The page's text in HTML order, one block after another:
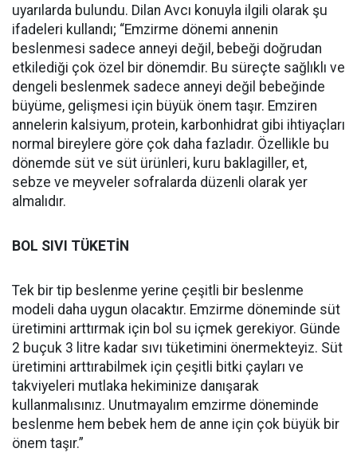
uyarılarda bulundu. Dilan Avcı konuyla ilgili olarak şu
ifadeleri kullandı; “Emzirme dönemi annenin
beslenmesi sadece anneyi değil, bebeği doğrudan
etkilediği çok özel bir dönemdir. Bu süreçte sağlıklı ve
dengeli beslenmek sadece anneyi değil bebeğinde
büyüme, gelişmesi için büyük önem taşır. Emziren
annelerin kalsiyum, protein, karbonhidrat gibi ihtiyaçları
normal bireylere göre çok daha fazladır. Özellikle bu
dönemde süt ve süt ürünleri, kuru baklagiller, et,
sebze ve meyveler sofralarda düzenli olarak yer
almalıdır.
BOL SIVI TÜKETİN
Tek bir tip beslenme yerine çeşitli bir beslenme
modeli daha uygun olacaktır. Emzirme döneminde süt
üretimini arttırmak için bol su içmek gerekiyor. Günde
2 buçuk 3 litre kadar sıvı tüketimini önermekteyiz. Süt
üretimini arttırabilmek için çeşitli bitki çayları ve
takviyeleri mutlaka hekiminize danışarak
kullanmalısınız. Unutmayalım emzirme döneminde
beslenme hem bebek hem de anne için çok büyük bir
önem taşır.”